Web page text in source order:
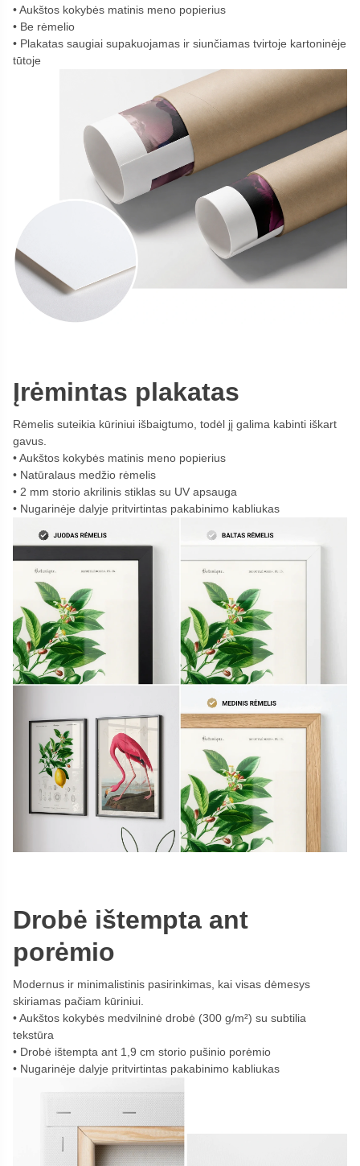
Aukštos kokybės matinis meno popierius
Be rėmelio
Plakatas saugiai supakuojamas ir siunčiamas tvirtoje kartoninėje
tūtoje
Įrėmintas plakatas
Rėmelis suteikia kūriniui išbaigtumo, todėl jį galima kabinti iškart
gavus.
Aukštos kokybės matinis meno popierius
Natūralaus medžio rėmelis
2 mm storio akrilinis stiklas su UV apsauga
Nugarinėje dalyje pritvirtintas pakabinimo kabliukas
Drobė ištempta ant
porėmio
Modernus ir minimalistinis pasirinkimas, kai visas dėmesys
skiriamas pačiam kūriniui.
Aukštos kokybės medvilninė drobė (300 g/m²) su subtilia
tekstūra
Drobė ištempta ant 1,9 cm storio pušinio porėmio
Nugarinėje dalyje pritvirtintas pakabinimo kabliukas